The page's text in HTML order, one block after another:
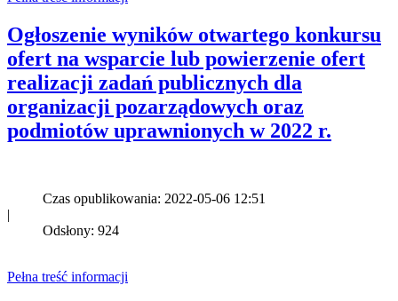
Ogłoszenie wyników otwartego konkursu
ofert na wsparcie lub powierzenie ofert
realizacji zadań publicznych dla
organizacji pozarządowych oraz
podmiotów uprawnionych w 2022 r.
Czas opublikowania: 2022-05-06 12:51
|
Odsłony: 924
Pełna treść informacji